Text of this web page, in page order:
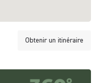
Obtenir un itinéraire